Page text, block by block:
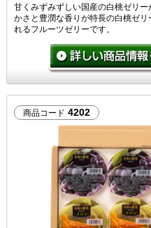
甘くみずみずしい国産の白桃ゼリ
かさと豊潤な香りが特長の白桃ゼ
れるフルーツゼリーです。
商品コード 4202